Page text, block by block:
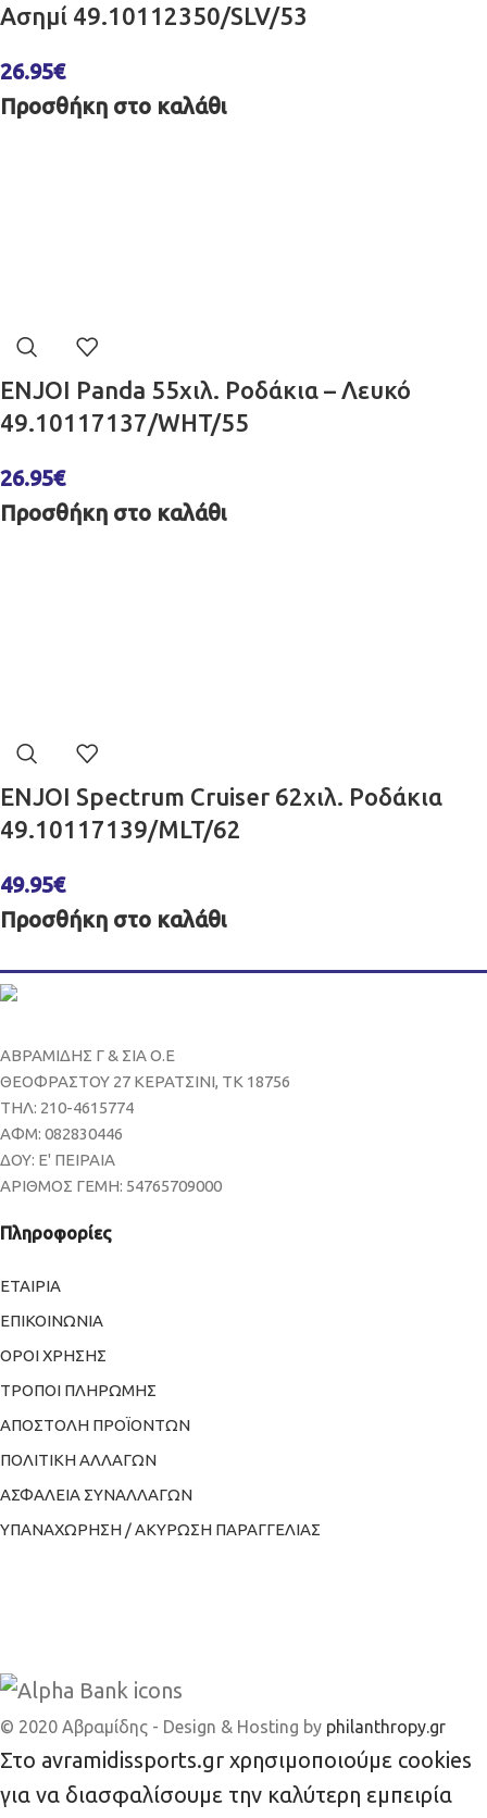
Ασημί 49.10112350/SLV/53
26.95€
Προσθήκη στο καλάθι
ENJOI Panda 55χιλ. Ροδάκια – Λευκό
49.10117137/WHT/55
26.95€
Προσθήκη στο καλάθι
ENJOI Spectrum Cruiser 62χιλ. Ροδάκια
49.10117139/MLT/62
49.95€
Προσθήκη στο καλάθι
ΑΒΡΑΜΙΔΗΣ Γ & ΣΙΑ Ο.Ε
ΘΕΟΦΡΑΣΤΟΥ 27 ΚΕΡΑΤΣΙΝΙ, ΤΚ 18756
ΤΗΛ: 210-4615774
ΑΦΜ: 082830446
ΔΟΥ: Ε' ΠΕΙΡΑΙΑ
ΑΡΙΘΜΟΣ ΓΕΜΗ: 54765709000
Πληροφορίες
ΕΤΑΙΡΙΑ
ΕΠΙΚΟΙΝΩΝΙΑ
ΟΡΟΙ ΧΡΗΣΗΣ
ΤΡΟΠΟΙ ΠΛΗΡΩΜΗΣ
ΑΠΟΣΤΟΛΗ ΠΡΟΪΟΝΤΩΝ
ΠΟΛΙΤΙΚΗ ΑΛΛΑΓΩΝ
ΑΣΦΑΛΕΙΑ ΣΥΝΑΛΛΑΓΩΝ
ΥΠΑΝΑΧΩΡΗΣΗ / ΑΚΥΡΩΣΗ ΠΑΡΑΓΓΕΛΙΑΣ
© 2020 Αβραμίδης - Design & Hosting by philanthropy.gr
Στο avramidissports.gr χρησιμοποιούμε cookies
για να διασφαλίσουμε την καλύτερη εμπειρία